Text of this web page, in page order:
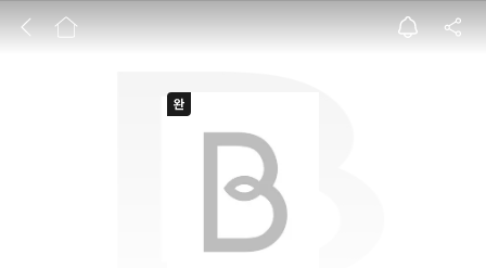
회귀한 영애는 디